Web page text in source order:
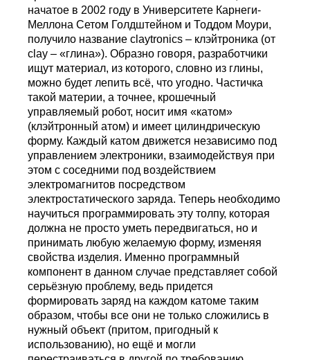
начатое в 2002 году в Университете Карнеги-
Меллона Сетом Голдштейном и Тоддом Моури,
получило название claytronics – клэйтроника (от
clay – «глина»). Образно говоря, разработчики
ищут материал, из которого, словно из глины,
можно будет лепить всё, что угодно. Частичка
такой материи, а точнее, крошечный
управляемый робот, носит имя «катом»
(клэйтронный атом) и имеет цилиндрическую
форму. Каждый катом движется независимо под
управлением электроники, взаимодействуя при
этом с соседними под воздействием
электромагнитов посредством
электростатического заряда. Теперь необходимо
научиться программировать эту толпу, которая
должна не просто уметь передвигаться, но и
принимать любую желаемую форму, изменяя
свойства изделия. Именно программный
компонент в данном случае представляет собой
серьёзную проблему, ведь придется
формировать заряд на каждом катоме таким
образом, чтобы все они не только сложились в
нужный объект (притом, пригодный к
использованию), но ещё и могли